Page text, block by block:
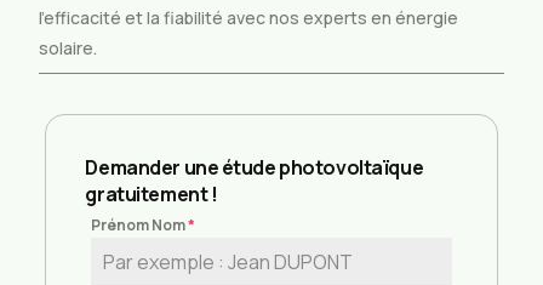
l’efficacité et la fiabilité avec nos experts en énergie
solaire.
Demander une étude photovoltaïque
gratuitement !
Prénom Nom*